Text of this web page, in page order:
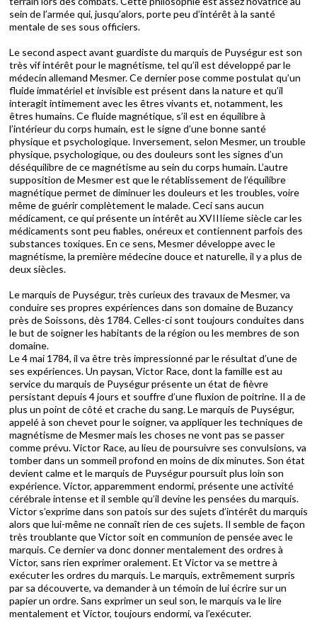
sein de l’armée qui, jusqu’alors, porte peu d’intérêt à la santé
mentale de ses sous officiers.
Le second aspect avant guardiste du marquis de Puységur est son
très vif intérêt pour le magnétisme, tel qu’il est développé par le
médecin allemand Mesmer. Ce dernier pose comme postulat qu’un
fluide immatériel et invisible est présent dans la nature et qu’il
interagit intimement avec les êtres vivants et, notamment, les
êtres humains. Ce fluide magnétique, s’il est en équilibre à
l’intérieur du corps humain, est le signe d’une bonne santé
physique et psychologique. Inversement, selon Mesmer, un trouble
physique, psychologique, ou des douleurs sont les signes d’un
déséquilibre de ce magnétisme au sein du corps humain. L’autre
supposition de Mesmer est que le rétablissement de l’équilibre
magnétique permet de diminuer les douleurs et les troubles, voire
même de guérir complètement le malade. Ceci sans aucun
médicament, ce qui présente un intérêt au XVIIIieme siècle car les
médicaments sont peu fiables, onéreux et contiennent parfois des
substances toxiques. En ce sens, Mesmer développe avec le
magnétisme, la première médecine douce et naturelle, il y a plus de
deux siècles.
Le marquis de Puységur, très curieux des travaux de Mesmer, va
conduire ses propres expériences dans son domaine de Buzancy
près de Soissons, dès 1784. Celles-ci sont toujours conduites dans
le but de soigner les habitants de la région ou les membres de son
domaine.
Le 4 mai 1784, il va être très impressionné par le résultat d’une de
ses expériences. Un paysan, Victor Race, dont la famille est au
service du marquis de Puységur présente un état de fièvre
persistant depuis 4 jours et souffre d’une fluxion de poitrine. Il a de
plus un point de côté et crache du sang. Le marquis de Puységur,
appelé à son chevet pour le soigner, va appliquer les techniques de
magnétisme de Mesmer mais les choses ne vont pas se passer
comme prévu. Victor Race, au lieu de poursuivre ses convulsions, va
tomber dans un sommeil profond en moins de dix minutes. Son état
devient calme et le marquis de Puységur poursuit plus loin son
expérience. Victor, apparemment endormi, présente une activité
cérébrale intense et il semble qu’il devine les pensées du marquis.
Victor s’exprime dans son patois sur des sujets d’intérêt du marquis
alors que lui-même ne connaît rien de ces sujets. Il semble de façon
très troublante que Victor soit en communion de pensée avec le
marquis. Ce dernier va donc donner mentalement des ordres à
Victor, sans rien exprimer oralement. Et Victor va se mettre à
exécuter les ordres du marquis. Le marquis, extrêmement surpris
par sa découverte, va demander à un témoin de lui écrire sur un
papier un ordre. Sans exprimer un seul son, le marquis va le lire
mentalement et Victor, toujours endormi, va l’exécuter.